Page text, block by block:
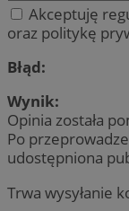
Akceptuję
oraz politykę
Błąd:
Wynik:
Opinia została
Po
udostępniona
Trwa wysyłanie